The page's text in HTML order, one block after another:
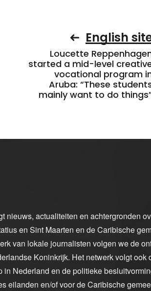
English
Loucette
started a mid-level
vocational program
Aruba: “These
mainly want to do
nieuws, actualiteiten en achtergronden
en Sint Maarten en de Caribische
van lokale journalisten volgen we de
Koninkrijk. Het netwerk volgt ook
in Nederland en de politieke
eilanden en/of voor de Caribische